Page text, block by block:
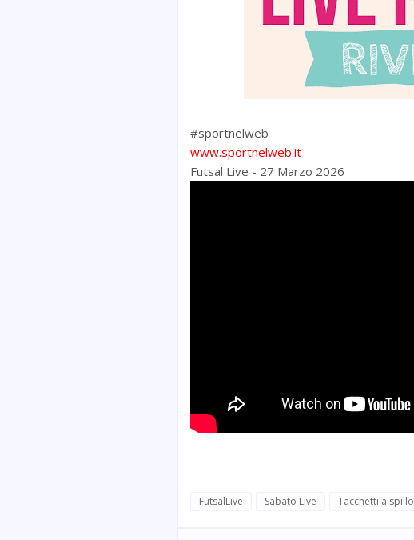
#sportnelweb
www.sportnelweb.it
Futsal Live - 27 Marzo 2026
FutsalLive Sabato Live Tacchetti a spillo